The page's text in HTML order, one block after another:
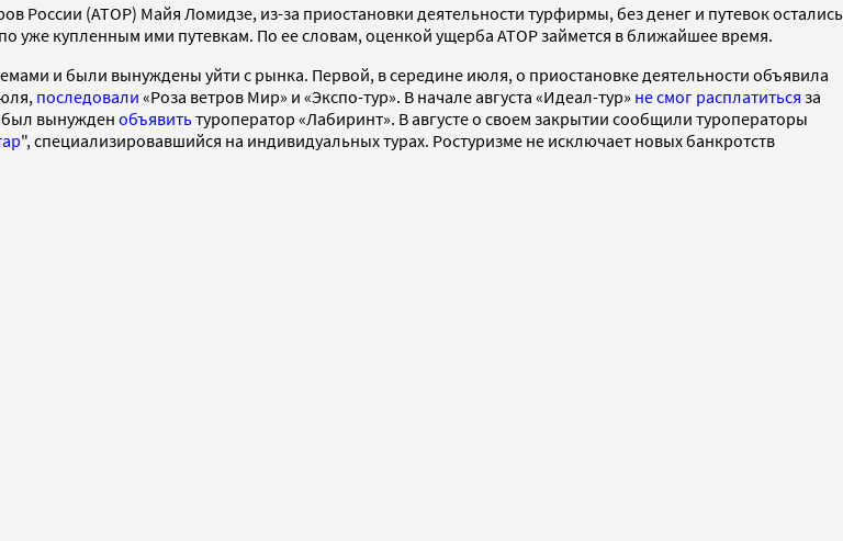
России (АТОР) Майя Ломидзе, из-за приостановки деятельности турфирмы, без денег и путевок остались
уже купленным ими путевкам. По ее словам, оценкой ущерба АТОР займется в ближайшее время.
и были вынуждены уйти с рынка. Первой, в середине июля, о приостановке деятельности объявила
последовали «Роза ветров Мир» и «Экспо-тур». В начале августа «Идеал-тур» не смог расплатиться за
был вынужден объявитьтуроператор «Лабиринт». В августе о своем закрытии сообщили туроператоры
", специализировавшийся на индивидуальных турах. Ростуризме не исключает новых банкротств